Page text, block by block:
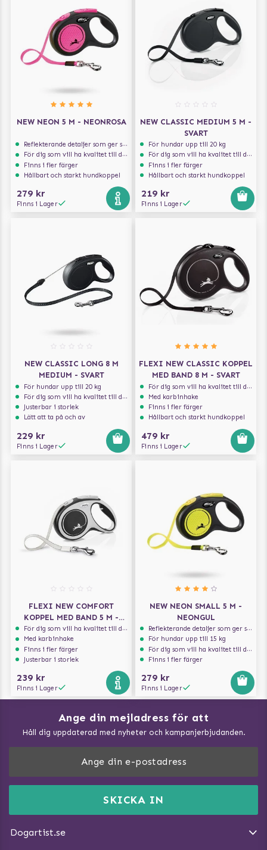
NEW NEON 5 M - NEONROSA
Reflekterande detaljer som ger synlighet i svagt ljus
För dig som vill ha kvalitet till din hund!
Finns i fler färger
Hållbart och starkt hundkoppel
279 kr
Finns i Lager
NEW CLASSIC MEDIUM 5 M -
SVART
För hundar upp till 20 kg
För dig som vill ha kvalitet till din hund!
Finns i fler färger
Hållbart och starkt hundkoppel
219 kr
Finns i Lager
NEW CLASSIC LONG 8 M
MEDIUM - SVART
För hundar upp till 20 kg
För dig som vill ha kvalitet till din hund!
Justerbar i storlek
Lätt att ta på och av
229 kr
Finns i Lager
FLEXI NEW CLASSIC KOPPEL
MED BAND 8 M - SVART
För dig som vill ha kvalitet till din hund!
Med karbinhake
Finns i fler färger
Hållbart och starkt hundkoppel
479 kr
Finns i Lager
FLEXI NEW COMFORT
KOPPEL MED BAND 5 M -
SVART
För dig som vill ha kvalitet till din hund!
Med karbinhake
Finns i fler färger
Justerbar i storlek
239 kr
Finns i Lager
NEW NEON SMALL 5 M -
NEONGUL
Reflekterande detaljer som ger synlighet i svagt ljus
För hundar upp till 15 kg
För dig som vill ha kvalitet till din hund!
Finns i fler färger
279 kr
Finns i Lager
Ange din mejladress för att
Håll dig uppdaterad med nyheter och kampanjerbjudanden.
SKICKA IN
Dogartist.se
DogArtist.se drivs av:
E-post:info@dogartist.se
Vad kan hundar äta?
Träna Nose Work hemma
Så gör du promenaden roligare